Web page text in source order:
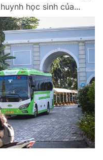
học sinh của...